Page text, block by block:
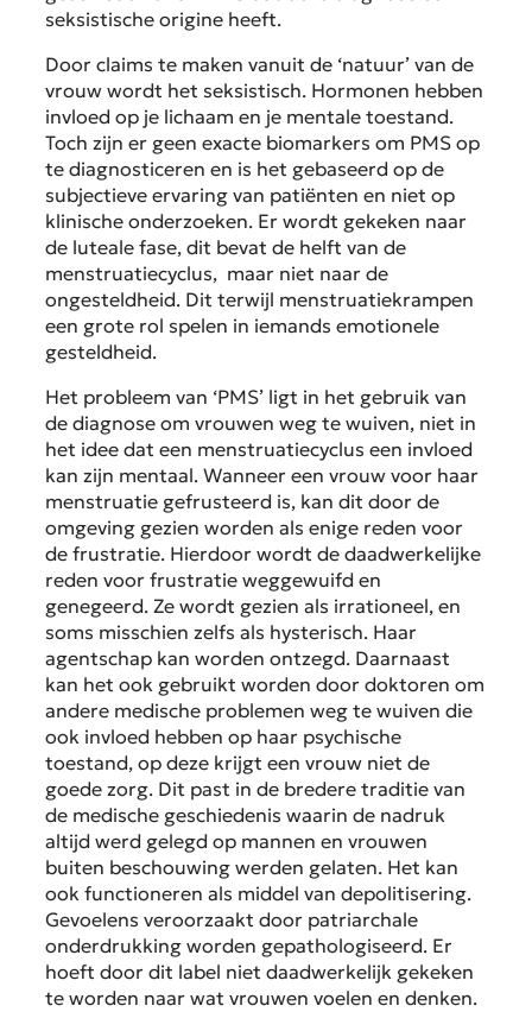
seksistische origine heeft.
Door claims te maken vanuit de ‘natuur’ van de
vrouw wordt het seksistisch. Hormonen hebben
invloed op je lichaam en je mentale toestand.
Toch zijn er geen exacte biomarkers om PMS op
te diagnosticeren en is het gebaseerd op de
subjectieve ervaring van patiënten en niet op
klinische onderzoeken. Er wordt gekeken naar
de luteale fase, dit bevat de helft van de
menstruatiecyclus, maar niet naar de
ongesteldheid. Dit terwijl menstruatiekrampen
een grote rol spelen in iemands emotionele
gesteldheid.
Het probleem van ‘PMS’ ligt in het gebruik van
de diagnose om vrouwen weg te wuiven, niet in
het idee dat een menstruatiecyclus een invloed
kan zijn mentaal. Wanneer een vrouw voor haar
menstruatie gefrusteerd is, kan dit door de
omgeving gezien worden als enige reden voor
de frustratie. Hierdoor wordt de daadwerkelijke
reden voor frustratie weggewuifd en
genegeerd. Ze wordt gezien als irrationeel, en
soms misschien zelfs als hysterisch. Haar
agentschap kan worden ontzegd. Daarnaast
kan het ook gebruikt worden door doktoren om
andere medische problemen weg te wuiven die
ook invloed hebben op haar psychische
toestand, op deze krijgt een vrouw niet de
goede zorg. Dit past in de bredere traditie van
de medische geschiedenis waarin de nadruk
altijd werd gelegd op mannen en vrouwen
buiten beschouwing werden gelaten. Het kan
ook functioneren als middel van depolitisering.
Gevoelens veroorzaakt door patriarchale
onderdrukking worden gepathologiseerd. Er
hoeft door dit label niet daadwerkelijk gekeken
te worden naar wat vrouwen voelen en denken.